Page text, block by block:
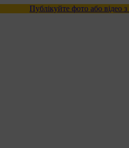
фото або відео з нашими